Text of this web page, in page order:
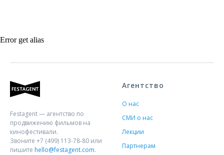
Error get alias
Festagent — агентство по
продвижению фильмов на
кинофестивали.
Звоните +7 (499) 113-78-80 или
пишите hello@festagent.com.
Агентство
О нас
СМИ о нас
Лекции
Партнерам